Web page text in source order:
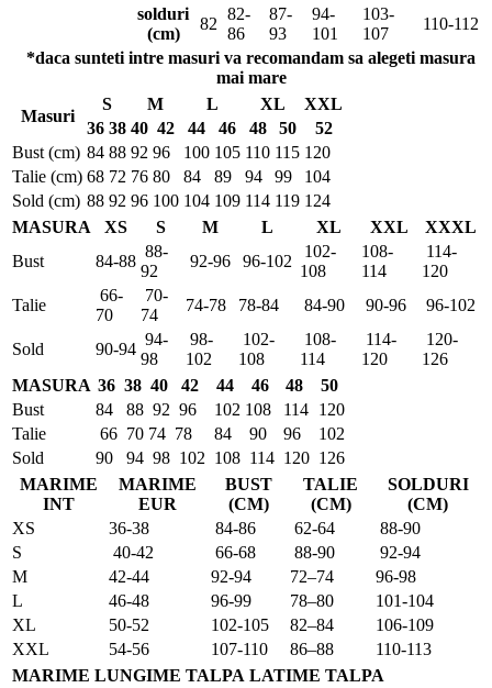
solduri
(cm)
82
82-
86
87-
93
94-
101
103-
107
110-112
*daca sunteti intre masuri va recomandam sa alegeti masura
mai mare
Masuri
S M L XL
XXL
36 38 40 42 44 46 48 50
52
Bust (cm) 84 88 92 96 100 105 110 115 120
Talie (cm) 68 72 76 80 84 89 94 99
104
Sold (cm) 88 92 96 100 104 109 114 119 124
MASURA
XS S M L XL XXL
XXXL
Bust
84-88
88-
92
92-96 96-102
102-
108
108-
114
114-
120
Talie
66-
70
70-
74
74-78 78-84 84-90 90-96 96-102
Sold 90-94
94-
98
98-
102
102-
108
108-
114
114-
120
120-
126
MASURA 36 38 40 42 44 46 48
50
Bust
84 88 92 96 102 108 114 120
Talie
66 70 74 78 84 90 96
102
Sold
90 94 98 102 108 114 120 126
MARIME
INT
MARIME
EUR
BUST
(CM)
TALIE
(CM)
SOLDURI
(CM)
XS
36-38 84-86 62-64
88-90
S
40-42 66-68 88-90
92-94
M
42-44 92-94 72–74
96-98
L
46-48 96-99 78–80
101-104
XL
50-52 102-105 82–84
106-109
XXL
54-56 107-110 86–88
110-113
MARIME LUNGIME TALPA LATIME TALPA